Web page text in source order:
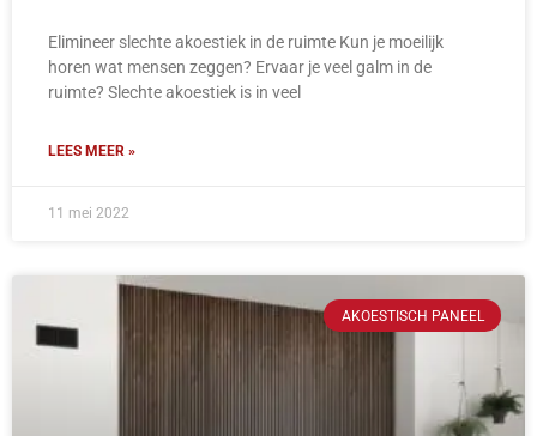
Elimineer slechte akoestiek in de ruimte Kun je moeilijk
horen wat mensen zeggen? Ervaar je veel galm in de
ruimte? Slechte akoestiek is in veel
LEES MEER »
11 mei 2022
AKOESTISCH PANEEL